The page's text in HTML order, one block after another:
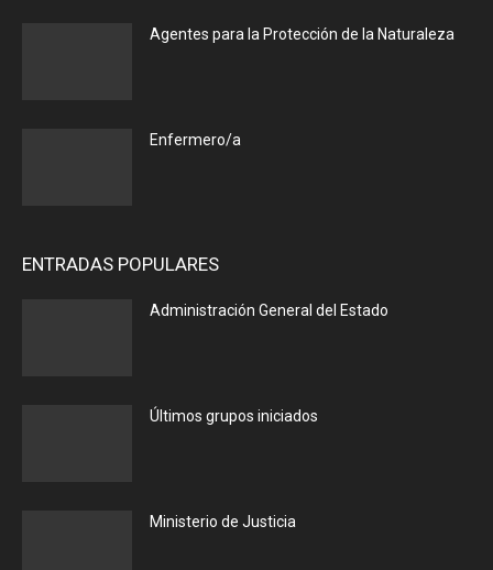
Agentes para la Protección de la Naturaleza
Enfermero/a
ENTRADAS POPULARES
Administración General del Estado
Últimos grupos iniciados
Ministerio de Justicia